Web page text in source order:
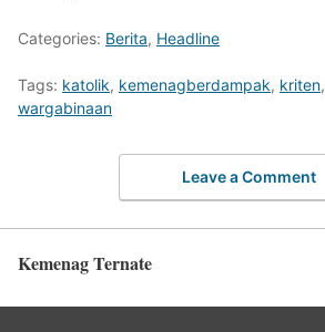
Categories: Berita, Headline
Tags: katolik, kemenagberdampak, kriten,
wargabinaan
Leave a Comment
Kemenag Ternate